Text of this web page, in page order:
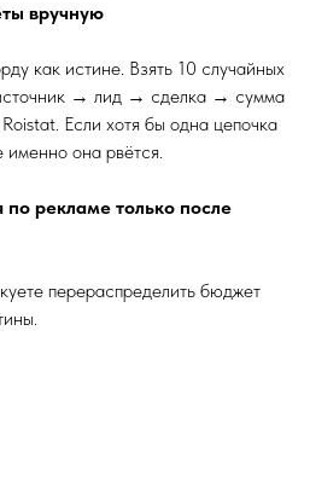
вручную
как истине. Взять 10 случайных
→ лид → сделка → сумма
Если хотя бы одна цепочка
именно она рвётся.
рекламе только после
перераспределить бюджет